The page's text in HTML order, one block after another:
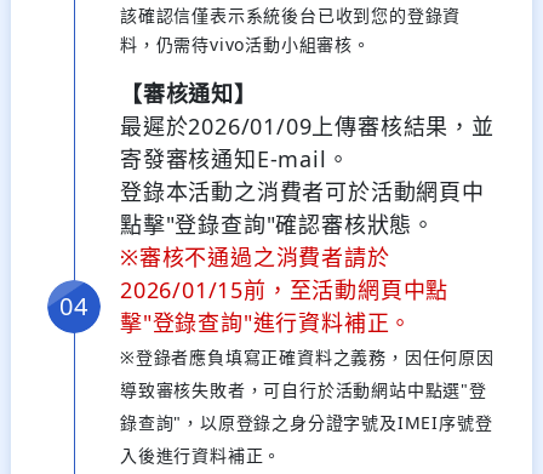
該確認信僅表示系統後台已收到您的登錄資
料，仍需待vivo活動小組審核。
【審核通知】
最遲於2026/01/09上傳審核結果，並
寄發審核通知E-mail。
登錄本活動之消費者可於活動網頁中
點擊"登錄查詢"確認審核狀態。
※審核不通過之消費者請於
2026/01/15前，至活動網頁中點
擊"登錄查詢"進行資料補正。
※登錄者應負填寫正確資料之義務，因任何原因
導致審核失敗者，可自行於活動網站中點選"登
錄查詢"，以原登錄之身分證字號及IMEI序號登
入後進行資料補正。